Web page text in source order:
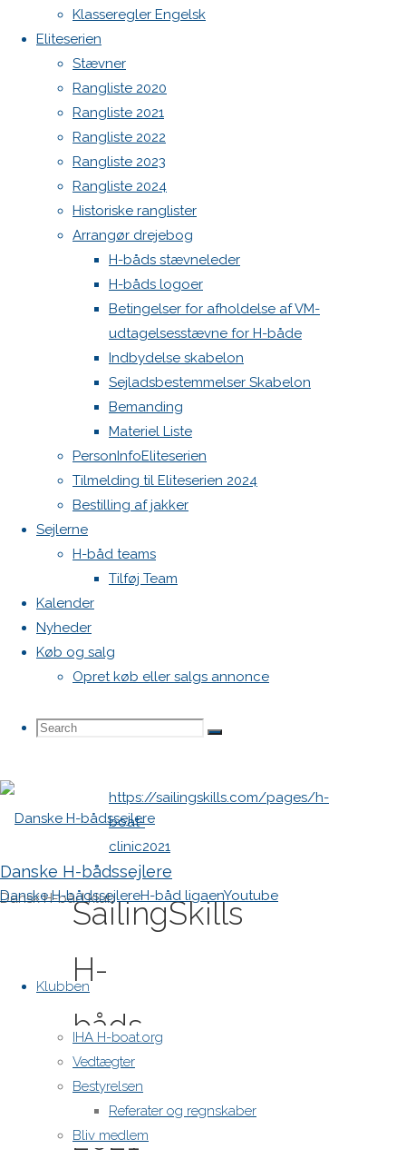
Klasseregler Engelsk
Eliteserien
Stævner
Rangliste 2020
Rangliste 2021
Rangliste 2022
Rangliste 2023
Rangliste 2024
Historiske ranglister
Arrangør drejebog
H-båds stævneleder
H-båds logoer
Betingelser for afholdelse af VM-
udtagelsesstævne for H-både
Indbydelse skabelon
Sejladsbestemmelser Skabelon
Bemanding
Materiel Liste
PersonInfoEliteserien
Tilmelding til Eliteserien 2024
Bestilling af jakker
Sejlerne
H-båd teams
Tilføj Team
Kalender
Nyheder
Køb og salg
Opret køb eller salgs annonce
Search
Search
Search
Danske H-bådssejlere
Dansk H-båd klub
Danske H-bådssejlereH-båd ligaenYoutube
Klubben
IHA H-boat.org
Vedtægter
Bestyrelsen
Referater og regnskaber
Bliv medlem
og
forberedelse
8. maj
20218.
maj 2021
Nyheder /
Uncategorized
D.14 maj
skal vi ud
og sejle
med
Sailingsskills
og Jesper
Radich.
Er man
ikke
tilmeldt
træningsdagen
kan det
gøres
endnu:
https://h-
boat.dk/traeningsdag-
maj-i-
https://sailingskills.com/pages/h-
boat-
clinic2021
SailingSkills
H-
båds
Clinic
2021
Høj Jensen fokke til salg
Log ind
WordPress.org
Back